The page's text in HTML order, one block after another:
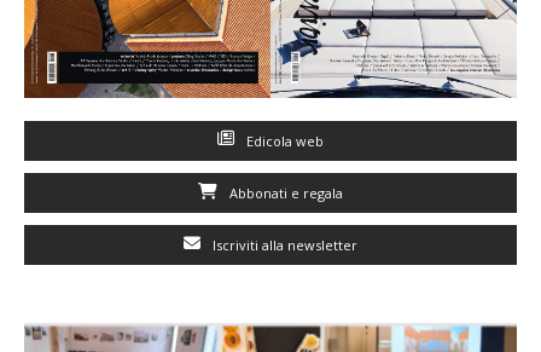
Edicola web
Abbonati e regala
Iscriviti alla newsletter